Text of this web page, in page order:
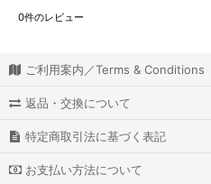
0件のレビュー
ご利用案内／Terms & Conditions
返品・交換について
特定商取引法に基づく表記
お支払い方法について